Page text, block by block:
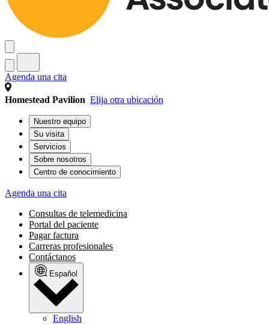
Agenda una cita
Homestead Pavilion Elija otra ubicación
Nuestro equipo
Su visita
Servicios
Sobre nosotros
Centro de conocimiento
Agenda una cita
Consultas de telemedicina
Portal del paciente
Pagar factura
Carreras profesionales
Contáctanos
Español
English